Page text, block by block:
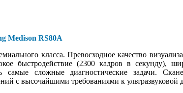
Medison RS80A
класса. Превосходное качество
быстродействие (2300 кадров в секунду),
сложные диагностические задачи.
с высочайшими требованиями к ультразвуковой